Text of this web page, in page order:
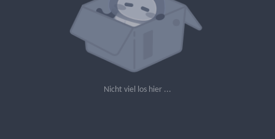
Nicht viel los hier ...